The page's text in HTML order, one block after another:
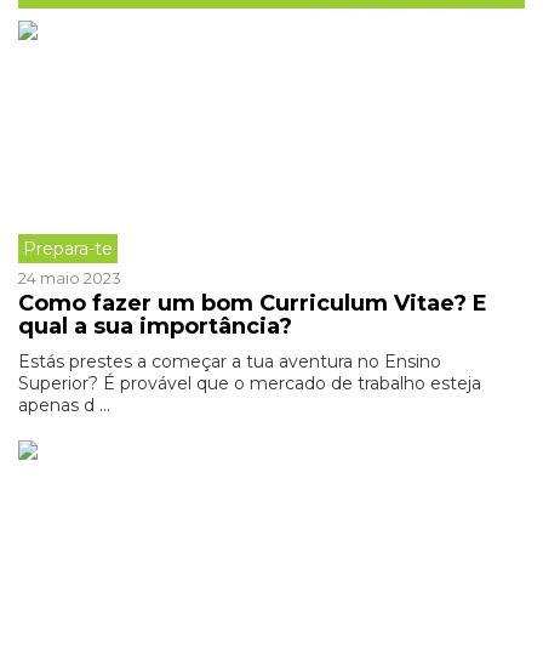
Prepara-te
24 maio 2023
Como fazer um bom Curriculum Vitae? E
qual a sua importância?
Estás prestes a começar a tua aventura no Ensino
Superior? É provável que o mercado de trabalho esteja
apenas d ...